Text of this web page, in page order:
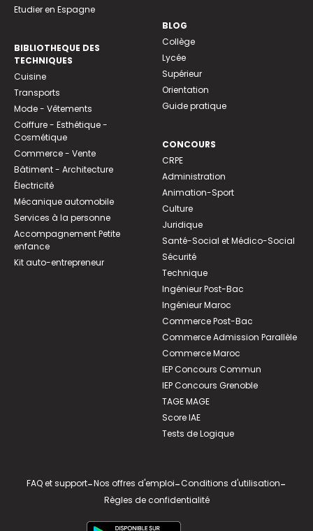
Etudier en Espagne
BIBLIOTHEQUE DES
TECHNIQUES
Cuisine
Transports
Mode - Vêtements
Coiffure - Esthétique -
Cosmétique
Commerce - Vente
Bâtiment - Architecture
Électricité
Mécanique automobile
Services à la personne
Accompagnement Petite
enfance
Kit auto-entrepreneur
BLOG
Collège
Lycée
Supérieur
Orientation
Guide pratique
CONCOURS
CRPE
Administration
Animation-Sport
Culture
Juridique
Santé-Social et Médico-Social
Sécurité
Technique
Ingénieur Post-Bac
Ingénieur Maroc
Commerce Post-Bac
Commerce Admission Parallèle
Commerce Maroc
IEP Concours Commun
IEP Concours Grenoble
TAGE MAGE
Score IAE
Tests de Logique
FAQ et support-Nos offres d'emploi-Conditions d'utilisation-
Règles de confidentialité